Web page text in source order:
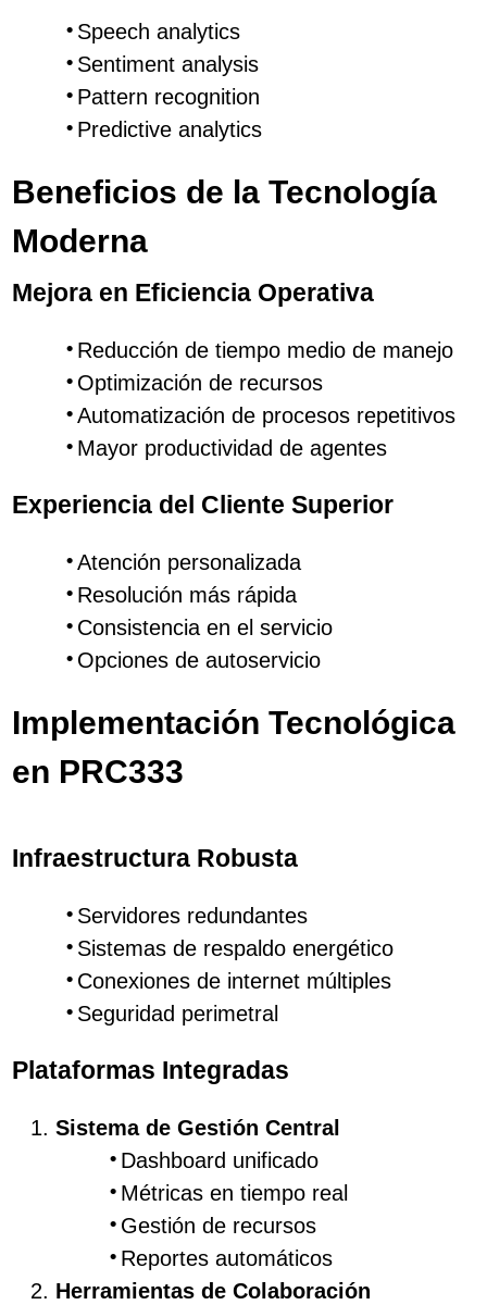
Speech analytics
Sentiment analysis
Pattern recognition
Predictive analytics
Beneficios de la Tecnología
Moderna
Mejora en Eficiencia Operativa
Reducción de tiempo medio de manejo
Optimización de recursos
Automatización de procesos repetitivos
Mayor productividad de agentes
Experiencia del Cliente Superior
Atención personalizada
Resolución más rápida
Consistencia en el servicio
Opciones de autoservicio
Implementación Tecnológica
en PRC333
Infraestructura Robusta
Servidores redundantes
Sistemas de respaldo energético
Conexiones de internet múltiples
Seguridad perimetral
Plataformas Integradas
Sistema de Gestión Central
Dashboard unificado
Métricas en tiempo real
Gestión de recursos
Reportes automáticos
Herramientas de Colaboración